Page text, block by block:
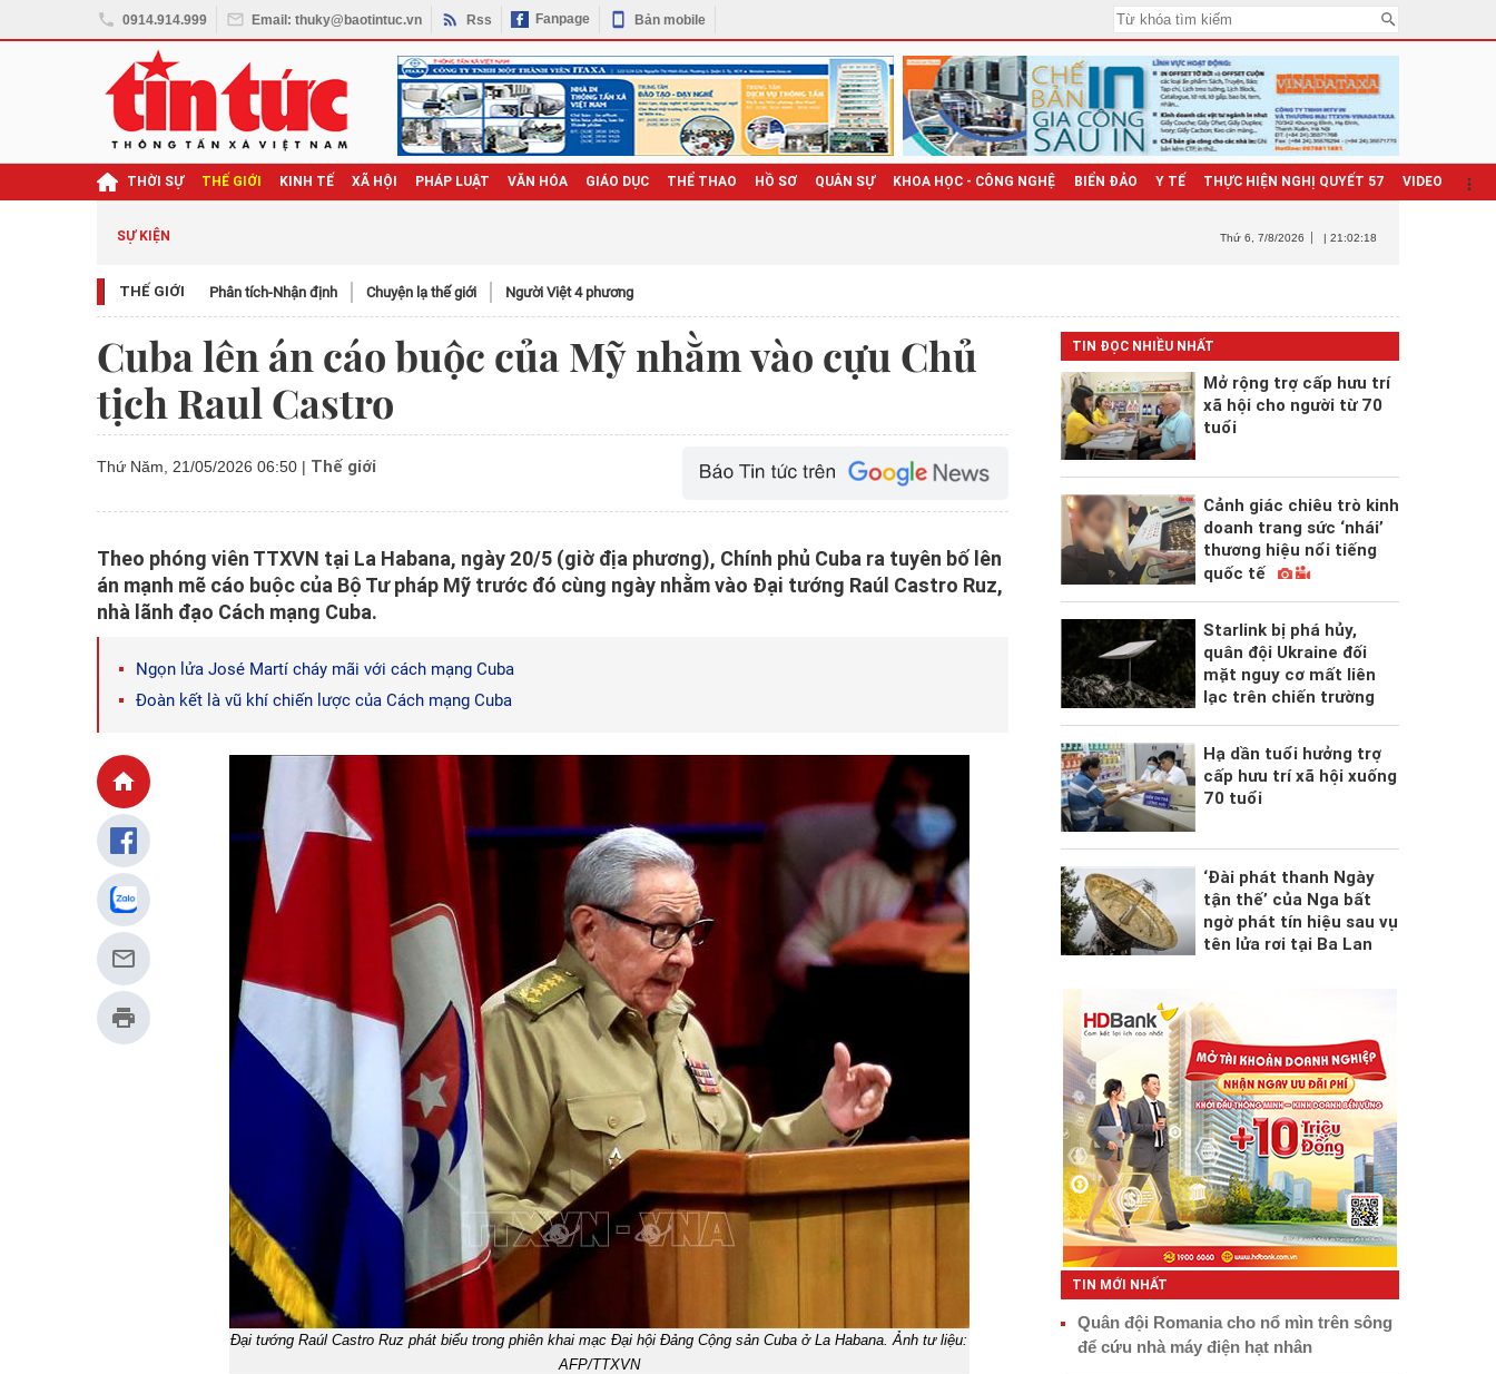
0914.914.999 Email: thuky@baotintuc.vn Rss Fanpage Bản mobile
THỜI SỰ THẾ GIỚI KINH TẾ XÃ HỘI PHÁP LUẬT VĂN HÓA GIÁO DỤC THỂ THAO HỒ SƠ QUÂN SỰ KHOA HỌC - CÔNG NGHỆ BIỂN ĐẢO Y TẾ THỰC HIỆN NGHỊ QUYẾT 57 VIDEO
SỰ KIỆN Thứ 6 , 7/8/2026 | 21:02:19
THẾ GIỚI Phân tích-Nhận định Chuyện lạ thế giới Người Việt 4 phương
Cuba lên án cáo buộc của Mỹ nhằm vào cựu Chủ
tịch Raul Castro
Thứ Năm, 21/05/2026 06:50 | Thế giới
Theo phóng viên TTXVN tại La Habana, ngày 20/5 (giờ địa phương), Chính phủ Cuba ra tuyên bố lên
án mạnh mẽ cáo buộc của Bộ Tư pháp Mỹ trước đó cùng ngày nhằm vào Đại tướng Raúl Castro Ruz,
nhà lãnh đạo Cách mạng Cuba.
Ngọn lửa José Martí cháy mãi với cách mạng Cuba
Đoàn kết là vũ khí chiến lược của Cách mạng Cuba
Đại tướng Raúl Castro Ruz phát biểu trong phiên khai mạc Đại hội Đảng Cộng sản Cuba ở La Habana. Ảnh tư liệu:
AFP/TTXVN
TIN ĐỌC NHIỀU NHẤT
Mở rộng trợ cấp hưu trí
xã hội cho người từ 70
tuổi
Cảnh giác chiêu trò kinh
doanh trang sức ‘nhái’
thương hiệu nổi tiếng
quốc tế
Starlink bị phá hủy,
quân đội Ukraine đối
mặt nguy cơ mất liên
lạc trên chiến trường
Hạ dần tuổi hưởng trợ
cấp hưu trí xã hội xuống
70 tuổi
‘Đài phát thanh Ngày
tận thế’ của Nga bất
ngờ phát tín hiệu sau vụ
tên lửa rơi tại Ba Lan
TIN MỚI NHẤT
Quân đội Romania cho nổ mìn trên sông
để cứu nhà máy điện hạt nhân